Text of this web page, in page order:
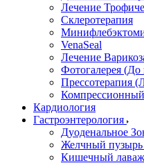
Лечение
Склеротерапия
VenaSeal
Лечение
Фотогалерея
Прессотерапия
Кардиология
Гастроэнтерология
Дуоденальное
Желчный пузырь
Кишечный лаваж